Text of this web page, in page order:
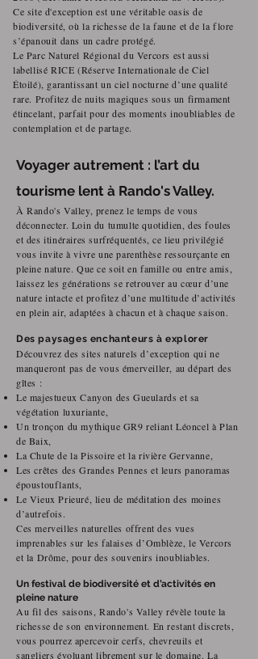
Ce site d'exception est une véritable oasis de
biodiversité, où la richesse de la faune et de la flore
s’épanouit dans un cadre protégé.
Le Parc Naturel Régional du Vercors est aussi
labellisé RICE (Réserve Internationale de Ciel
Étoilé), garantissant un ciel nocturne d’une qualité
rare. Profitez de nuits magiques sous un firmament
étincelant, parfait pour des moments inoubliables de
contemplation et de partage.
Voyager autrement : l’art du
tourisme lent à Rando's Valley.
À Rando's Valley, prenez le temps de vous
déconnecter. Loin du tumulte quotidien, des foules
et des itinéraires surfréquentés, ce lieu privilégié
vous invite à vivre une parenthèse ressourçante en
pleine nature. Que ce soit en famille ou entre amis,
laissez les générations se retrouver au cœur d’une
nature intacte et profitez d’une multitude d’activités
en plein air, adaptées à chacun et à chaque saison.
Des paysages enchanteurs à explorer
Découvrez des sites naturels d’exception qui ne
manqueront pas de vous émerveiller, au départ des
gîtes :
Le majestueux Canyon des Gueulards et sa
végétation luxuriante,
Un tronçon du mythique GR9 reliant Léoncel à Plan
de Baix,
La Chute de la Pissoire et la rivière Gervanne,
Les crêtes des Grandes Pennes et leurs panoramas
époustouflants,
Le Vieux Prieuré, lieu de méditation des moines
d’autrefois.
Ces merveilles naturelles offrent des vues
imprenables sur les falaises d’Omblèze, le Vercors
et la Drôme, pour des souvenirs inoubliables.
Un festival de biodiversité et d’activités en
pleine nature
Au fil des saisons, Rando's Valley révèle toute la
richesse de son environnement. En restant discrets,
vous pourrez apercevoir cerfs, chevreuils et
sangliers évoluant librement sur le domaine. La